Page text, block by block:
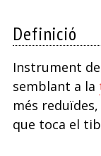
Definició
Instrument
semblant a la
més
que toca el